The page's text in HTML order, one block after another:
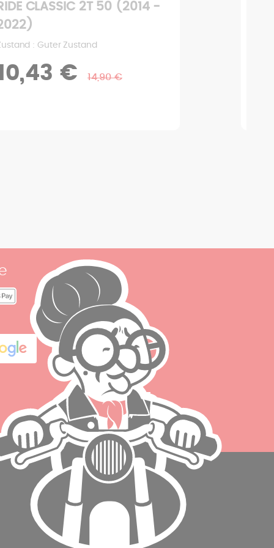
RIDE CLASSIC 2T 50 (2014 -
: Guter Zustand
€ 14,90 €